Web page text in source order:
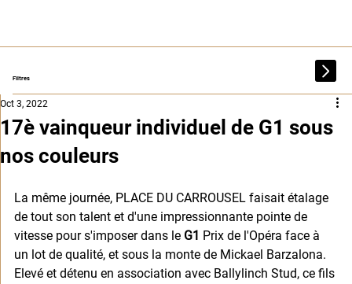
Filtres
17è vainqueur individuel de G1 sous
nos couleurs
Oct 3, 2022
La même journée, PLACE DU CARROUSEL faisait étalage
de tout son talent et d'une impressionnante pointe de
vitesse pour s'imposer dans le G1 Prix de l'Opéra face à
un lot de qualité, et sous la monte de Mickael Barzalona.
Elevé et détenu en association avec Ballylinch Stud, ce fils